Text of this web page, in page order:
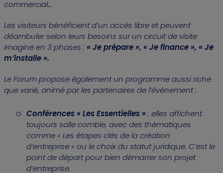
commercial…
Les visiteurs bénéficient d’un accès libre et peuvent
déambuler selon leurs besoins sur un circuit de visite
imaginé en 3 phases : « Je prépare », « Je finance », « Je
m’installe ».
Le Forum propose également un programme aussi riche
que varié, animé par les partenaires de l’événement :
Conférences « Les Essentielles » : elles affichent
toujours salle comble, avec des thématiques
comme « Les étapes clés de la création
d’entreprise » ou le choix du statut juridique. C’est le
point de départ pour bien démarrer son projet
d’entreprise.